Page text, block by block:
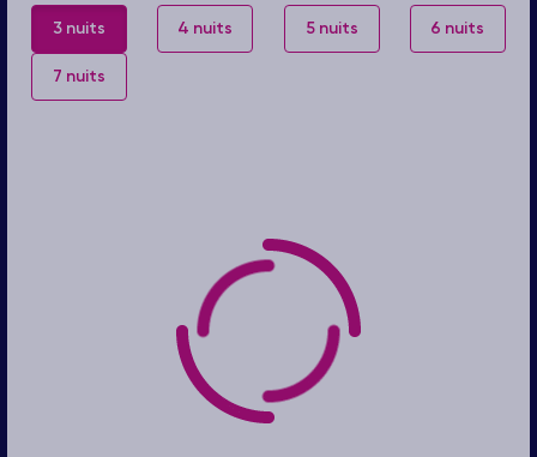
3 nuits 4 nuits 5 nuits 6 nuits
7 nuits